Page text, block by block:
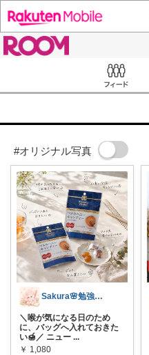
#オリジナル写真
Sakura🌸勉強と暮らし愛用品
＼喉が気になる日のため
に、バッグへ入れておきた
い🍯／ ニュー ...
￥ 1,080